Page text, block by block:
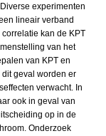
experimenten
lineair verband
kan de KPT
van het
van KPT en
geval worden er
verwacht. In
ook in geval van
op in de
Onderzoek